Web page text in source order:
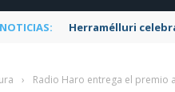
Herramélluri
› Radio Haro entrega el premio